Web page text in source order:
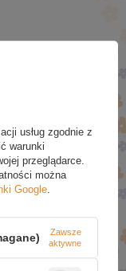
Soy Pot of
Candles
usług zgodnie z
warunki
przeglądarce.
można
Google
Zawsze
aktywne